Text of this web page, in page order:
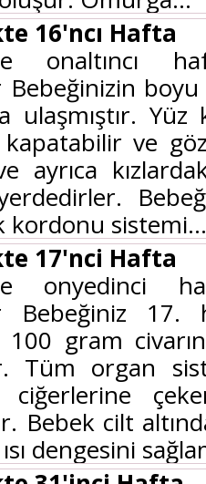
16'ncı Hafta
onaltıncı
boyu
ulaşmıştır. Yüz
kapatabilir ve
ayrıca
kordonu sistemi...
17'nci Hafta
onyedinci
Bebeğiniz 17.
100 gram
Tüm organ
ciğerlerine
Bebek cilt
dengesini